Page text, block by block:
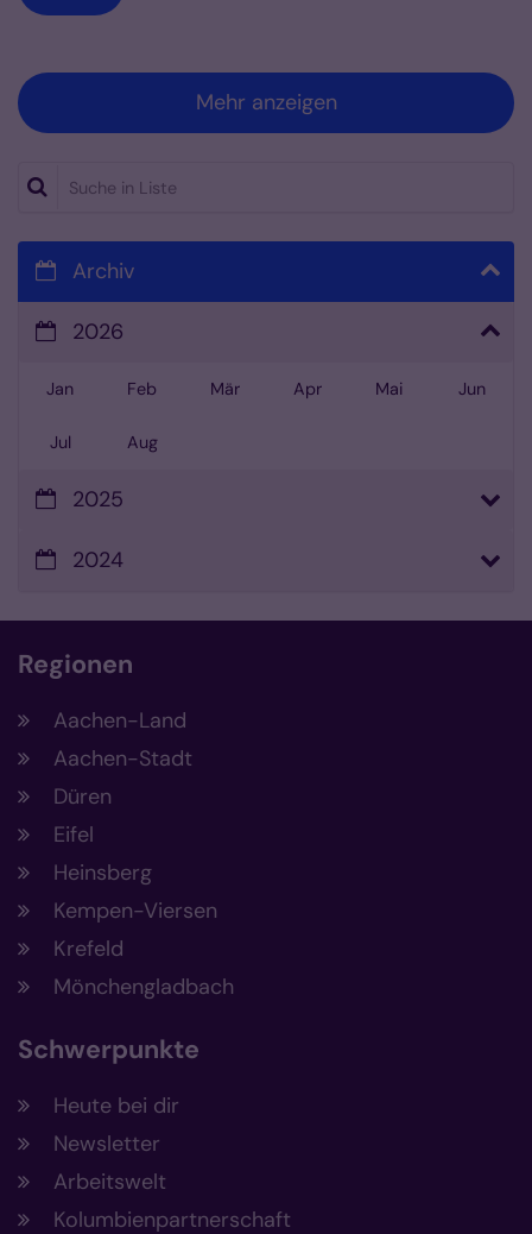
Mehr anzeigen
Suche in Liste
Archiv
2026
Jan Feb Mär Apr Mai Jun
Jul Aug
2025
2024
Regionen
Aachen-Land
Aachen-Stadt
Düren
Eifel
Heinsberg
Kempen-Viersen
Krefeld
Mönchengladbach
Schwerpunkte
Heute bei dir
Newsletter
Arbeitswelt
Kolumbienpartnerschaft